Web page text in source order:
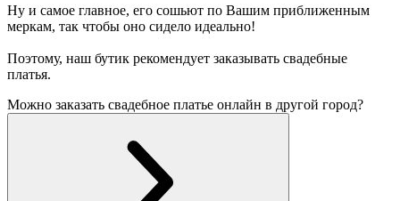
Ну и самое главное, его сошьют по Вашим приближенным
меркам, так чтобы оно сидело идеально!
Поэтому, наш бутик рекомендует заказывать свадебные
платья.
Можно заказать свадебное платье онлайн в другой город?